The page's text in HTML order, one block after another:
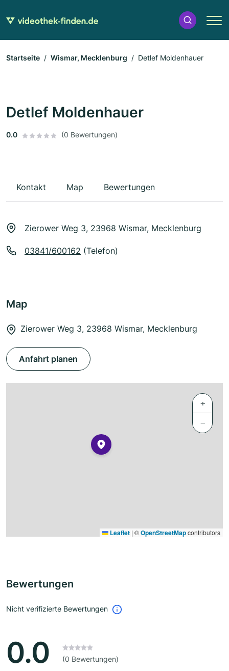
Startseite Wismar, Mecklenburg Detlef Moldenhauer
Detlef Moldenhauer
0.0 (0 Bewertungen)
Kontakt Map Bewertungen
Zierower Weg 3, 23968 Wismar, Mecklenburg
03841/600162 (Telefon)
Map
Zierower Weg 3, 23968 Wismar, Mecklenburg
Anfahrt planen
+
−
Leaflet | ©OpenStreetMapcontributors
Bewertungen
Nicht verifizierte Bewertungen
0.0 (0 Bewertungen)